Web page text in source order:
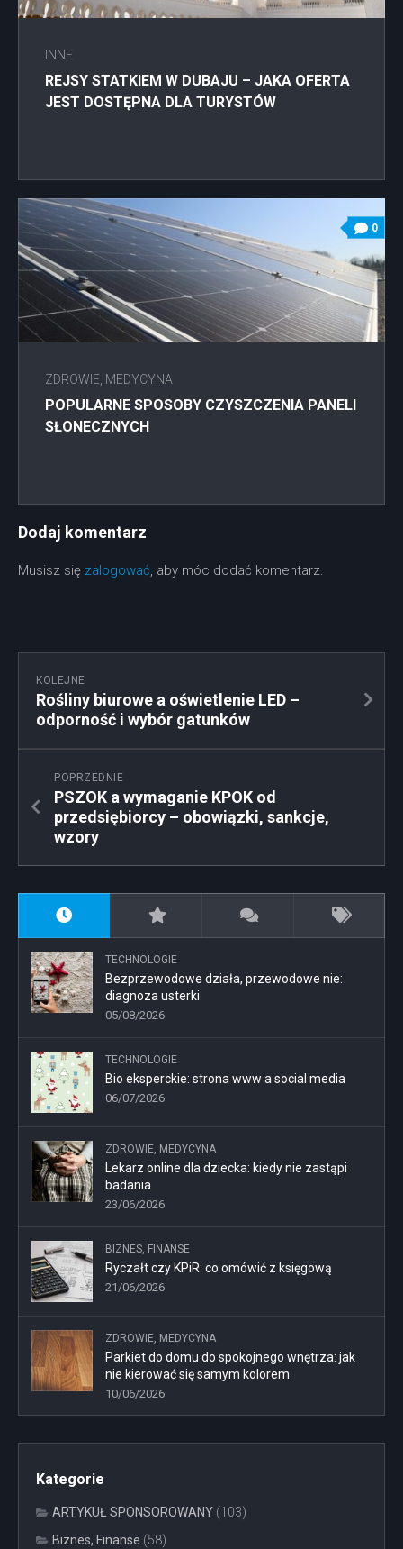
INNE
REJSY STATKIEM W DUBAJU – JAKA OFERTA
JEST DOSTĘPNA DLA TURYSTÓW
0
ZDROWIE, MEDYCYNA
POPULARNE SPOSOBY CZYSZCZENIA PANELI
SŁONECZNYCH
Dodaj komentarz
Musisz się zalogować, aby móc dodać komentarz.
KOLEJNE
Rośliny biurowe a oświetlenie LED –
odporność i wybór gatunków
POPRZEDNIE
PSZOK a wymaganie KPOK od
przedsiębiorcy – obowiązki, sankcje,
wzory
TECHNOLOGIE
Bezprzewodowe działa, przewodowe nie:
diagnoza usterki
05/08/2026
TECHNOLOGIE
Bio eksperckie: strona www a social media
06/07/2026
ZDROWIE, MEDYCYNA
Lekarz online dla dziecka: kiedy nie zastąpi
badania
23/06/2026
BIZNES, FINANSE
Ryczałt czy KPiR: co omówić z księgową
21/06/2026
ZDROWIE, MEDYCYNA
Parkiet do domu do spokojnego wnętrza: jak
nie kierować się samym kolorem
10/06/2026
Kategorie
ARTYKUŁ SPONSOROWANY (103)
Biznes, Finanse (58)